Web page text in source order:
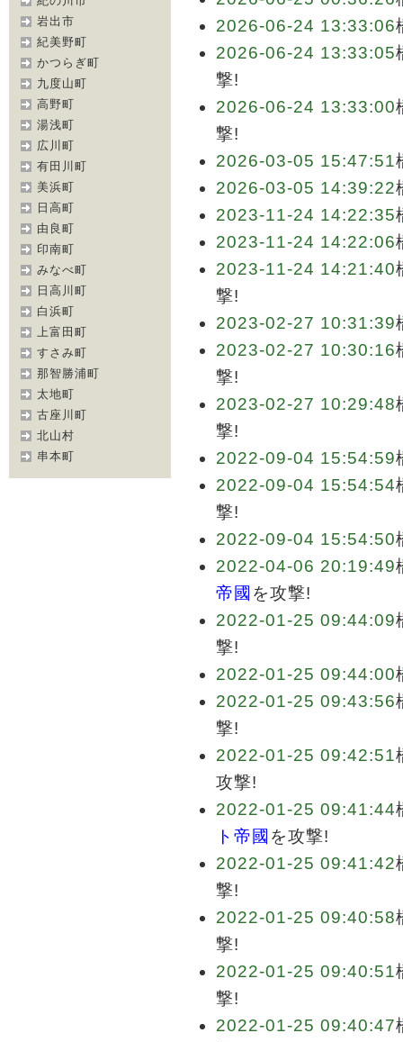
岩出市
紀美野町
かつらぎ町
九度山町
高野町
湯浅町
広川町
有田川町
美浜町
日高町
由良町
印南町
みなべ町
日高川町
白浜町
上富田町
すさみ町
那智勝浦町
太地町
古座川町
北山村
串本町
2026-06-24 13:33:06
2026-06-24 13:33:05
撃!
2026-06-24 13:33:00
撃!
2026-03-05 15:47:51
2026-03-05 14:39:22
2023-11-24 14:22:35
2023-11-24 14:22:06
2023-11-24 14:21:40
撃!
2023-02-27 10:31:39
2023-02-27 10:30:16
撃!
2023-02-27 10:29:48
撃!
2022-09-04 15:54:59
2022-09-04 15:54:54
撃!
2022-09-04 15:54:50
2022-04-06 20:19:49
帝國 を攻撃!
2022-01-25 09:44:09
撃!
2022-01-25 09:44:00
2022-01-25 09:43:56
撃!
2022-01-25 09:42:51
攻撃!
2022-01-25 09:41:44
ト帝國 を攻撃!
2022-01-25 09:41:42
撃!
2022-01-25 09:40:58
撃!
2022-01-25 09:40:51
撃!
2022-01-25 09:40:47